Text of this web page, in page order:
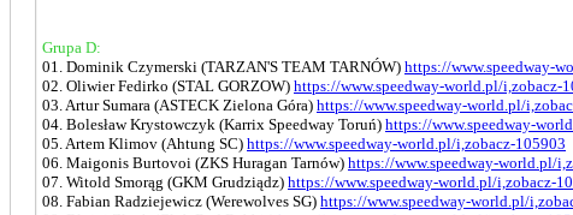
Grupa D:
01. Dominik Czymerski (TARZAN'S TEAM TARNÓW) https://www.speedway-
02. Oliwier Fedirko (STAL GORZOW) https://www.speedway-world.pl/i,zobacz-
03. Artur Sumara (ASTECK Zielona Góra) https://www.speedway-world.pl/
04. Bolesław Krystowczyk (Karrix Speedway Toruń) https://www.speedway-
05. Artem Klimov (Ahtung SC) https://www.speedway-world.pl/i,zobacz-105903
06. Maigonis Burtovoi (ZKS Huragan Tarnów) https://www.speedway-world.pl/
07. Witold Smorąg (GKM Grudziądz) https://www.speedway-world.pl/i,zobacz-
08. Fabian Radziejewicz (Werewolves SG) https://www.speedway-world.pl/